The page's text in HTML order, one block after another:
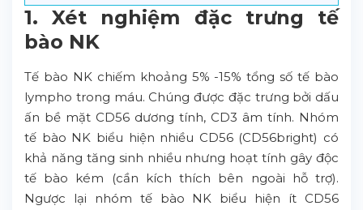
1. Xét nghiệm đặc trưng tế
bào NK
Tế bào NK chiếm khoảng 5% -15% tổng số tế bào
lympho trong máu. Chúng được đặc trưng bởi dấu
ấn bề mặt CD56 dương tính, CD3 âm tính. Nhóm
tế bào NK biểu hiện nhiều CD56 (CD56bright) có
khả năng tăng sinh nhiều nhưng hoạt tính gây độc
tế bào kém (cần kích thích bên ngoài hỗ trợ).
Ngược lại nhóm tế bào NK biểu hiện ít CD56